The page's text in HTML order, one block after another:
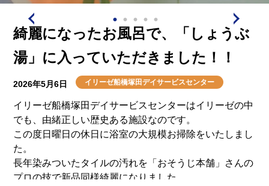
綺麗になったお風呂で、「しょうぶ
湯」に入っていただきました！！
2026年5月6日 イリーゼ船橋塚田デイサービスセンター
イリーゼ船橋塚田デイサービスセンターはイリーゼの中
でも、由緒正しい歴史ある施設なのです。
この度日曜日の休日に浴室の大規模お掃除をいたしまし
た。
長年染みついたタイルの汚れを「おそうじ本舗」さんの
プロの技で新品同様綺麗になりました。